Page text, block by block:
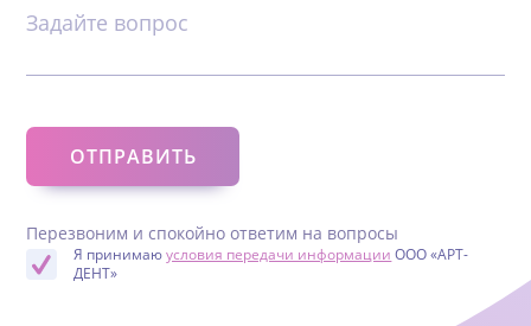
Задайте вопрос
Перезвоним и спокойно ответим на вопросы
Я принимаюусловия передачи информации ООО «АРТ-
ДЕНТ»